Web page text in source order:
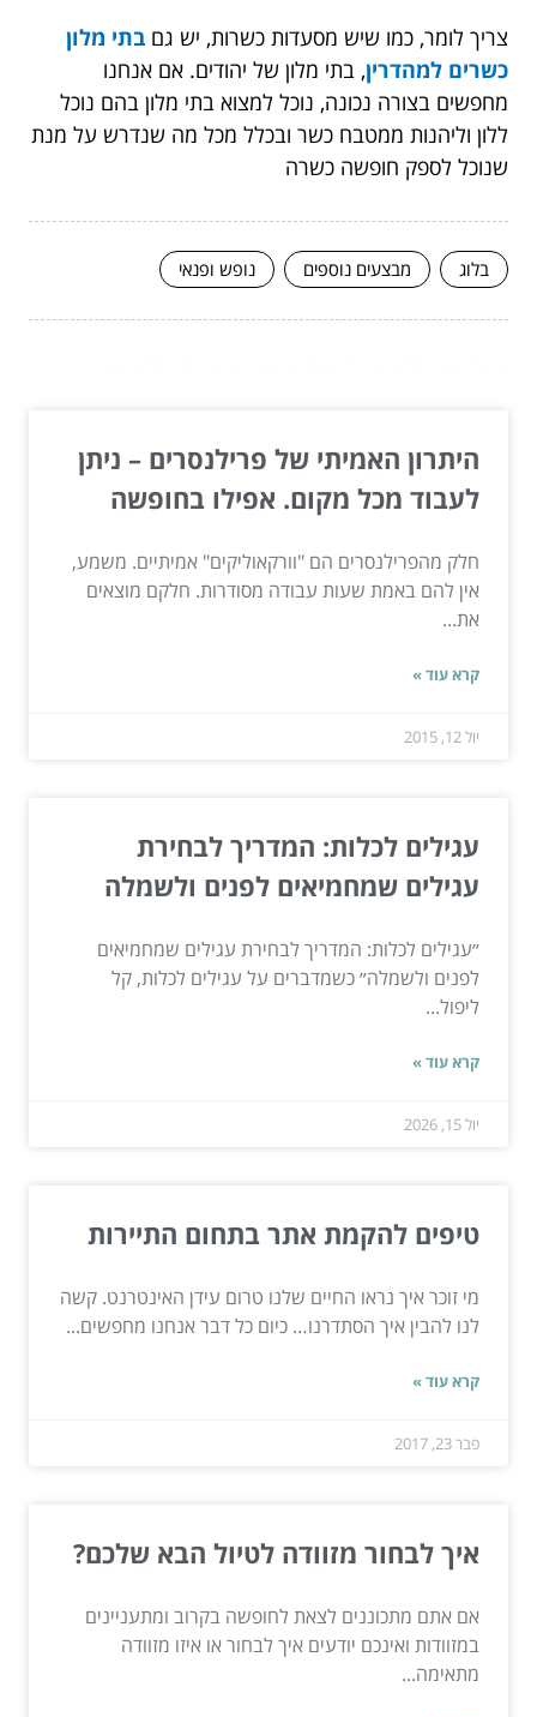
צריך לומר, כמו שיש מסעדות כשרות, יש גם בתי מלון
כשרים למהדרין, בתי מלון של יהודים. אם אנחנו
מחפשים בצורה נכונה, נוכל למצוא בתי מלון בהם נוכל
ללון וליהנות ממטבח כשר ובכלל מכל מה שנדרש על מנת
שנוכל לספק חופשה כשרה
בלוג מבצעים נוספים נופש ופנאי
היתרון האמיתי של פרילנסרים – ניתן
לעבוד מכל מקום. אפילו בחופשה
חלק מהפרילנסרים הם "וורקאוליקים" אמיתיים. משמע,
אין להם באמת שעות עבודה מסודרות. חלקם מוצאים
את...
קרא עוד »
יול 12, 2015
עגילים לכלות: המדריך לבחירת
עגילים שמחמיאים לפנים ולשמלה
״עגילים לכלות: המדריך לבחירת עגילים שמחמיאים
לפנים ולשמלה״ כשמדברים על עגילים לכלות, קל
ליפול...
קרא עוד »
יול 15, 2026
טיפים להקמת אתר בתחום התיירות
מי זוכר איך נראו החיים שלנו טרום עידן האינטרנט. קשה
לנו להבין איך הסתדרנו… כיום כל דבר אנחנו מחפשים...
קרא עוד »
פבר 23, 2017
איך לבחור מזוודה לטיול הבא שלכם?
אם אתם מתכוננים לצאת לחופשה בקרוב ומתעניינים
במזוודות ואינכם יודעים איך לבחור או איזו מזוודה
מתאימה...